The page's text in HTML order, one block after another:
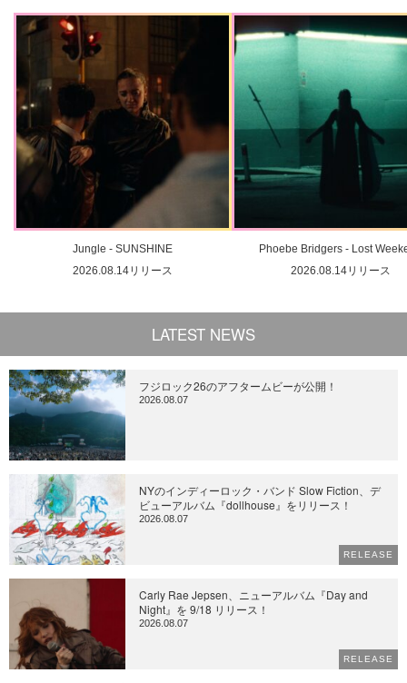
Jungle - SUNSHINE
2026.08.14リリース
Phoebe Bridgers - Lost
2026.08.14リリース
LATEST NEWS
フジロック26のアフタームビーが公開！
2026.08.07
NYのインディーロック・バンド Slow Fiction、デ
ビューアルバム『dollhouse』をリリース！
2026.08.07
RELEASE
Carly Rae Jepsen、ニューアルバム『Day and
Night』を 9/18 リリース！
2026.08.07
RELEASE